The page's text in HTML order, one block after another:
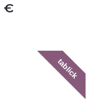
€
tablick